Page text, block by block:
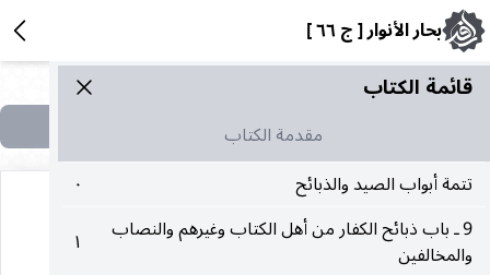
بحار الأنوار [ ج ٦٦ ]
قائمة الکتاب
مقدمة الكتاب
تتمة أبواب الصيد والذبائح
٠
9 ـ باب ذبائح الكفار من أهل الكتاب وغيرهم والنصاب
والمخالفين
١